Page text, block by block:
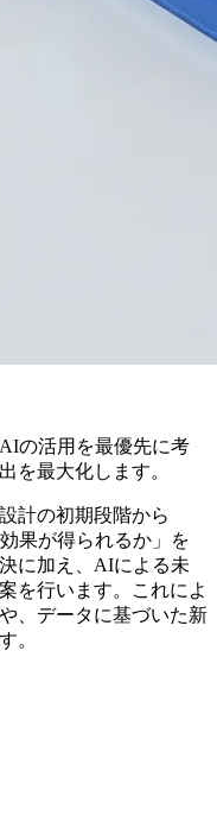
の活用を最優先に考
を最大化します。
計の初期段階から
果が得られるか」を
に加え、AIによる未
を行います。これによ
、データに基づいた新
。